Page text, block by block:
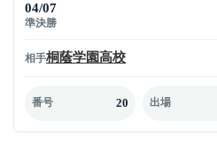
04/07
準決勝
相手桐蔭学園高校
番号 20 出場